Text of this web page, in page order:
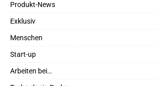
Produkt-News
Exklusiv
Menschen
Start-up
Arbeiten bei…